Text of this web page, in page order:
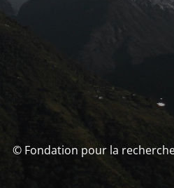
© Fondation pour la